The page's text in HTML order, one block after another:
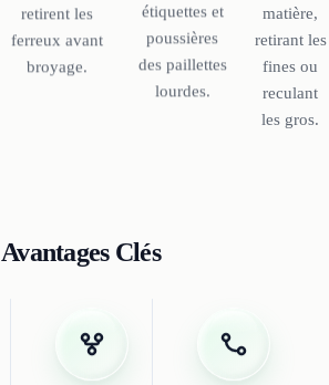
retirent les
ferreux avant
broyage.
étiquettes et
poussières
des paillettes
lourdes.
matière,
retirant les
fines ou
reculant
les gros.
Avantages Clés